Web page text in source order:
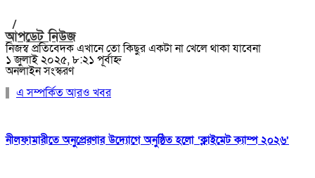
/
আপডেট নিউজ
নিজস্ব প্রতিবেদক এখানে তো কিছুর একটা না খেলে থাকা যাবেনা
১ জুলাই ২০২৫, ৮:২১ পূর্বাহ্ন
অনলাইন সংস্করণ
এ সম্পর্কিত আরও খবর
নীলফামারীতে অনুপ্রেরণার উদ্যোগে অনুষ্ঠিত হলো ‘ক্লাইমেট ক্যাম্প ২০২৬’